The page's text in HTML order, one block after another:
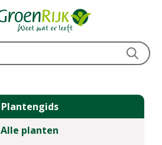
Plantengids
Alle planten